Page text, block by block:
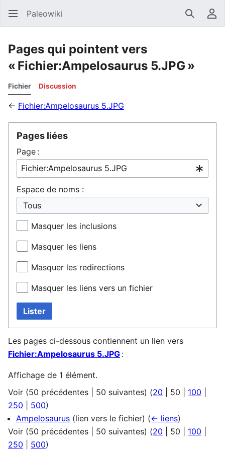
Paleowiki
Pages qui pointent vers
« Fichier:Ampelosaurus 5.JPG »
Fichier Discussion
← Fichier:Ampelosaurus 5.JPG
Pages liées
Page :
Espace de noms :
Tous
Masquer les inclusions
Masquer les liens
Masquer les redirections
Masquer les liens vers un fichier
Lister
Les pages ci-dessous contiennent un lien vers
Fichier:Ampelosaurus 5.JPG :
Affichage de 1 élément.
Voir (50 précédentes 50 suivantes) (20 50 100
250
500)
Ampelosaurus (lien vers le fichier) (← liens)
Voir (50 précédentes 50 suivantes) (20 50 100
250
500)